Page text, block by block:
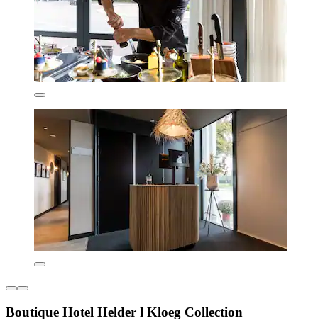
Boutique Hotel Helder l Kloeg Collection